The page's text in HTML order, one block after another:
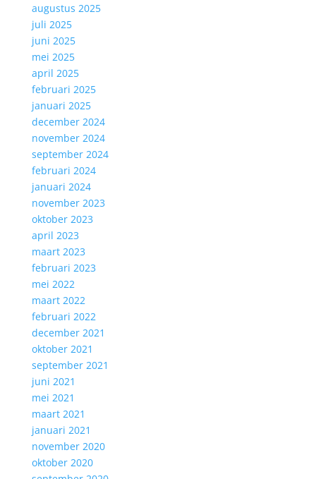
augustus 2025
juli 2025
juni 2025
mei 2025
april 2025
februari 2025
januari 2025
december 2024
november 2024
september 2024
februari 2024
januari 2024
november 2023
oktober 2023
april 2023
maart 2023
februari 2023
mei 2022
maart 2022
februari 2022
december 2021
oktober 2021
september 2021
juni 2021
mei 2021
maart 2021
januari 2021
november 2020
oktober 2020